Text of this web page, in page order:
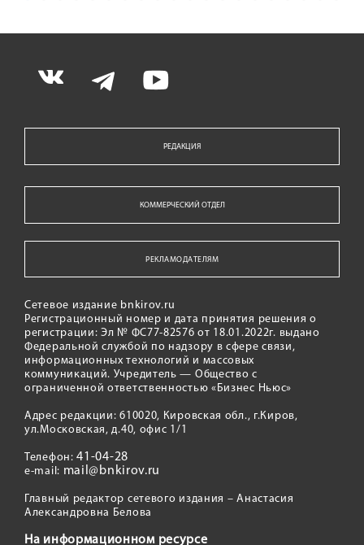
РЕДАКЦИЯ
КОММЕРЧЕСКИЙ ОТДЕЛ
РЕКЛАМОДАТЕЛЯМ
Сетевое издание bnkirov.ru
Регистрационный номер и дата принятия решения о
регистрации: Эл № ФС77-82576 от 18.01.2022г. выдано
Федеральной службой по надзору в сфере связи,
информационных технологий и массовых
коммуникаций. Учредитель — Общество с
ограниченной ответственностью «Бизнес Ньюс»
Адрес редакции: 610020, Кировская обл., г.Киров,
ул.Московская, д.40, офис 1/1
Телефон:41-04-28
e-mail: mail@bnkirov.ru
Главный редактор сетевого издания – Анастасия
Александровна Белова
На информационном ресурсе